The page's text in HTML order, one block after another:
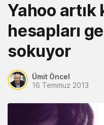
Yahoo artık
hesapları
sokuyor
Ümit Öncel
16 Temmuz 2013